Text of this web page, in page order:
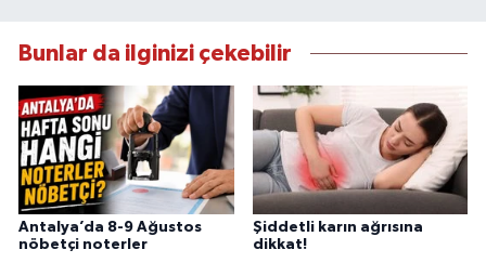
Bunlar da ilginizi çekebilir
Antalya’da 8-9 Ağustos
nöbetçi noterler
Şiddetli karın ağrısına
dikkat!